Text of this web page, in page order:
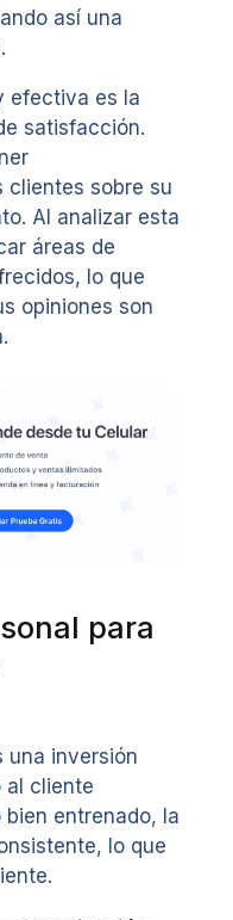
así una
efectiva es la
satisfacción.
clientes sobre su
Al analizar esta
áreas de
lo que
opiniones son
para
una inversión
al cliente
entrenado, la
lo que